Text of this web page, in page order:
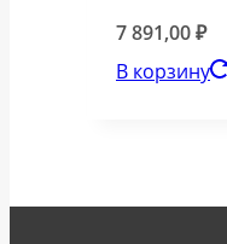
7 891,00₽
В корзину